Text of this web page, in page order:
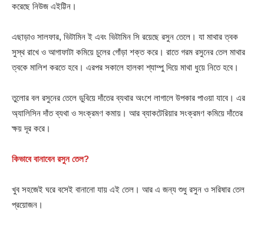
করেছে নিউজ এইট্টিন।
এছাড়াও সালফার, ভিটামিন ই এবং ভিটামিন সি রয়েছে রসুন তেলে। যা মাথার ত্বক
সুস্থ রাখে ও আগাফাটা কমিয়ে চুলের গোঁড়া শক্ত করে। রাতে গরম রসুনের তেল মাথার
ত্বকে মালিশ করতে হবে। এরপর সকালে হালকা শ্যাম্পু দিয়ে মাথা ধুয়ে নিতে হবে।
তুলোর বল রসুনের তেলে ডুবিয়ে দাঁতের ব্যথার অংশে লাগালে উপকার পাওয়া যাবে। এর
অ্যালিসিন দাঁত ব্যথা ও সংক্রমণ কমায়। আর ব্যাকটেরিয়ার সংক্রমণ কমিয়ে দাঁতের
ক্ষয় দূর করে।
কিভাবে বানাবেন রসুন তেল?
খুব সহজেই ঘরে বসেই বানানো যায় এই তেল। আর এ জন্য শুধু রসুন ও সরিষার তেল
প্রয়োজন।